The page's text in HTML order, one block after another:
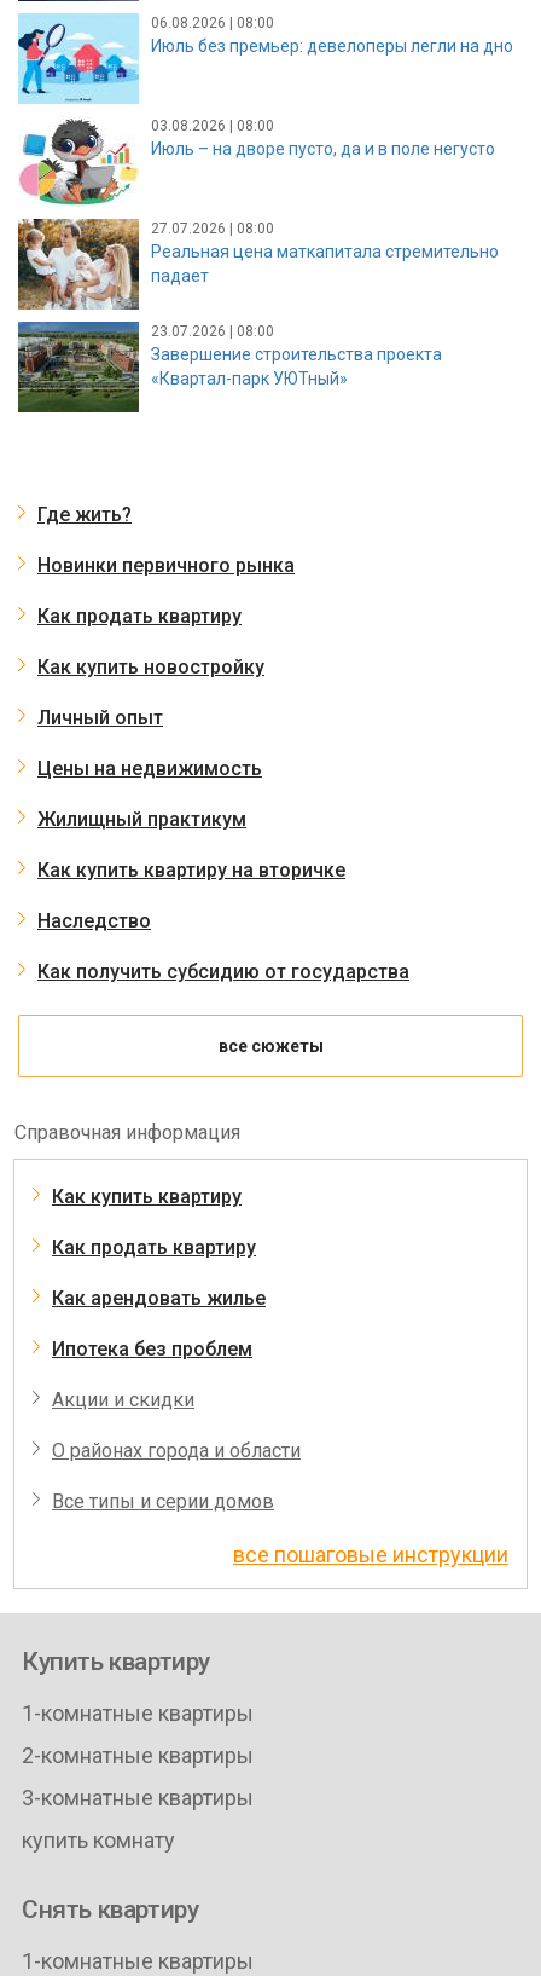
06.08.2026 | 08:00
Июль без премьер: девелоперы легли на дно
03.08.2026 | 08:00
Июль – на дворе пусто, да и в поле негусто
27.07.2026 | 08:00
Реальная цена маткапитала стремительно
падает
23.07.2026 | 08:00
Завершение строительства проекта
«Квартал-парк УЮТный»
Где жить?
Новинки первичного рынка
Как продать квартиру
Как купить новостройку
Личный опыт
Цены на недвижимость
Жилищный практикум
Как купить квартиру на вторичке
Наследство
Как получить субсидию от государства
все сюжеты
Справочная информация
Как купить квартиру
Как продать квартиру
Как арендовать жилье
Ипотека без проблем
Акции и скидки
О районах города и области
Все типы и серии домов
все пошаговые инструкции
Купить квартиру
1-комнатные квартиры
2-комнатные квартиры
3-комнатные квартиры
купить комнату
Снять квартиру
1-комнатные квартиры